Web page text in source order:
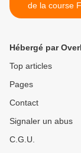
de la course
mardi 14
Hébergé par
Top articles
Pages
Contact
Signaler un abus
C.G.U.